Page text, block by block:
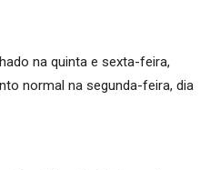
na quinta e sexta-feira,
normal na segunda-feira, dia